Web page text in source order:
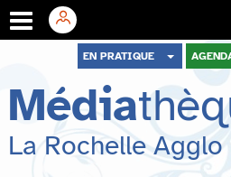
menu
contenu
recherche
EN PRATIQUE
Média
La Rochelle Agglo